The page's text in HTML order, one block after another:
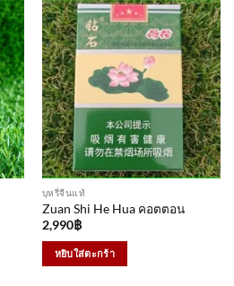
บุหรี่จีนแท้
Zuan Shi He Hua คอตตอน
2,990฿
หยิบใส่ตะกร้า